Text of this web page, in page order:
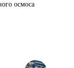
осмоса